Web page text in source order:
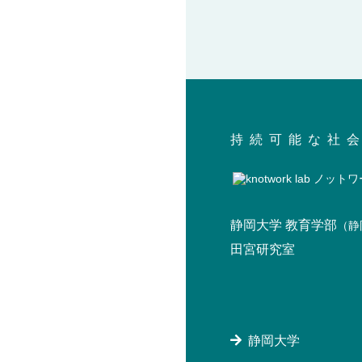
持続可能な社
静岡大学 教育学部 （
田宮研究室
静岡大学